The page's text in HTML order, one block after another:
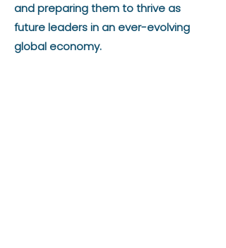
and preparing them to thrive as
future leaders in an ever-evolving
global economy.